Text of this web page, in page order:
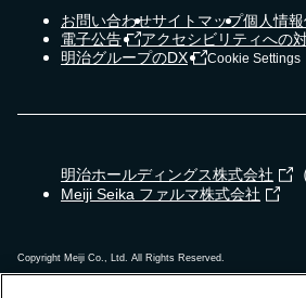
お問い合わせサイトマップ個人情
電子公告
アクセシビリティへの
明治グループのDX
Cookie Settings
明治ホールディングス株式会社
Meiji Seika ファルマ株式会社
Copyright Meiji Co., Ltd. All Rights Reserved.